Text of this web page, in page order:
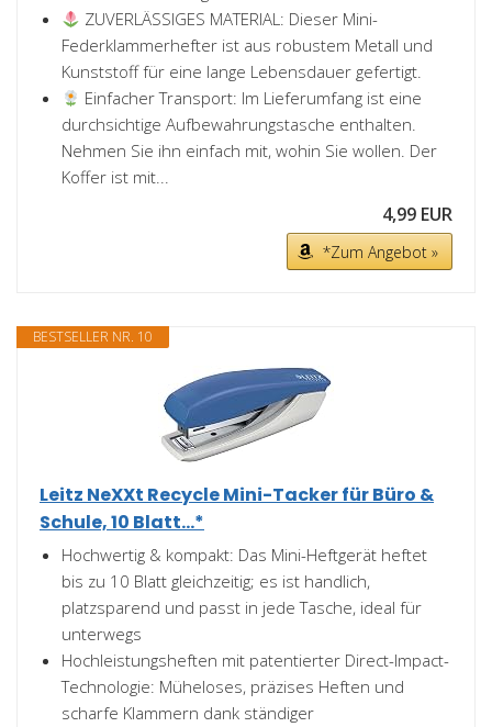
ZUVERLÄSSIGES MATERIAL: Dieser Mini-
Federklammerhefter ist aus robustem Metall und
Kunststoff für eine lange Lebensdauer gefertigt.
Einfacher Transport: Im Lieferumfang ist eine
durchsichtige Aufbewahrungstasche enthalten.
Nehmen Sie ihn einfach mit, wohin Sie wollen. Der
Koffer ist mit...
4,99 EUR
*Zum Angebot »
BESTSELLER NR. 10
Leitz NeXXt Recycle Mini-Tacker für Büro &
Schule, 10 Blatt...*
Hochwertig & kompakt: Das Mini-Heftgerät heftet
bis zu 10 Blatt gleichzeitig; es ist handlich,
platzsparend und passt in jede Tasche, ideal für
unterwegs
Hochleistungsheften mit patentierter Direct-Impact-
Technologie: Müheloses, präzises Heften und
scharfe Klammern dank ständiger